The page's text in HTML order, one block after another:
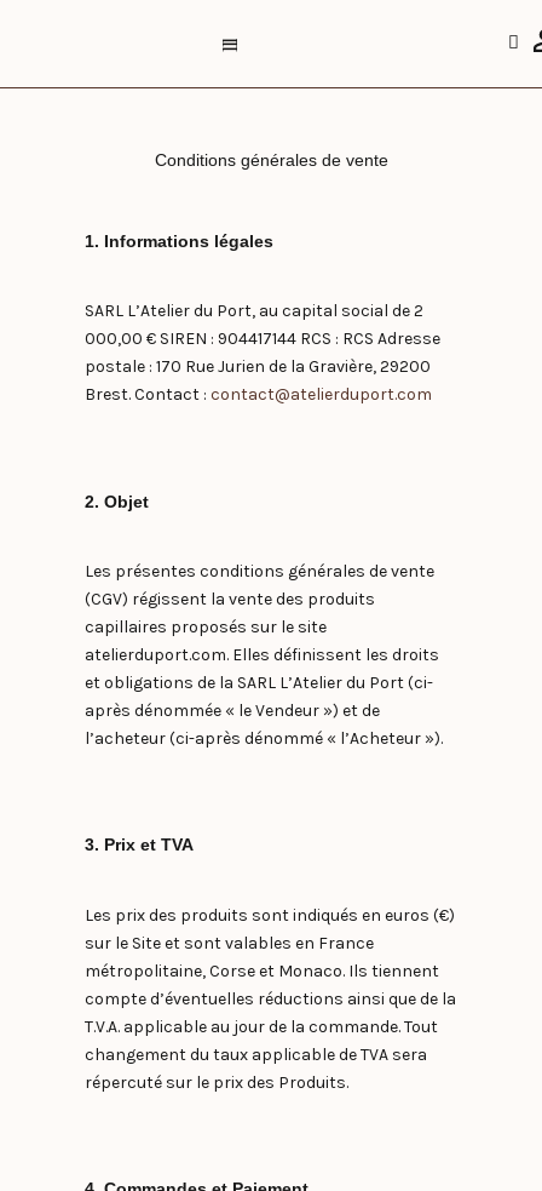
l
l
l
Conditions générales de vente
1. Informations légales
SARL L’Atelier du Port, au capital social de 2
000,00 € SIREN : 904417144 RCS : RCS Adresse
postale : 170 Rue Jurien de la Gravière, 29200
Brest. Contact : contact@atelierduport.com
2. Objet
Les présentes conditions générales de vente
(CGV) régissent la vente des produits
capillaires proposés sur le site
atelierduport.com. Elles définissent les droits
et obligations de la SARL L’Atelier du Port (ci-
après dénommée « le Vendeur ») et de
l’acheteur (ci-après dénommé « l’Acheteur »).
3. Prix et TVA
Les prix des produits sont indiqués en euros (€)
sur le Site et sont valables en France
métropolitaine, Corse et Monaco. Ils tiennent
compte d’éventuelles réductions ainsi que de la
T.V.A. applicable au jour de la commande. Tout
changement du taux applicable de TVA sera
répercuté sur le prix des Produits.